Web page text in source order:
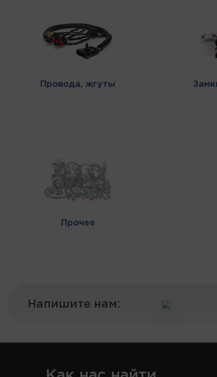
Провода, жгуты
Прочее
Напишите нам: